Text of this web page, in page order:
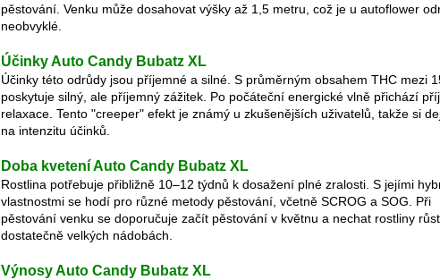
pěstování. Venku může dosahovat výšky až 1,5 metru, což je u autoflower
neobvyklé.
Účinky Auto Candy Bubatz XL
Účinky této odrůdy jsou příjemné a silné. S průměrným obsahem THC mezi
poskytuje silný, ale příjemný zážitek. Po počáteční energické vlně přichází
relaxace. Tento "creeper" efekt je známý u zkušenějších uživatelů, takže si
na intenzitu účinků.
Doba kvetení Auto Candy Bubatz XL
Rostlina potřebuje přibližně 10–12 týdnů k dosažení plné zralosti. S jejími
vlastnostmi se hodí pro různé metody pěstování, včetně SCROG a SOG. Při
pěstování venku se doporučuje začít pěstování v květnu a nechat rostliny
dostatečně velkých nádobách.
Výnosy Auto Candy Bubatz XL